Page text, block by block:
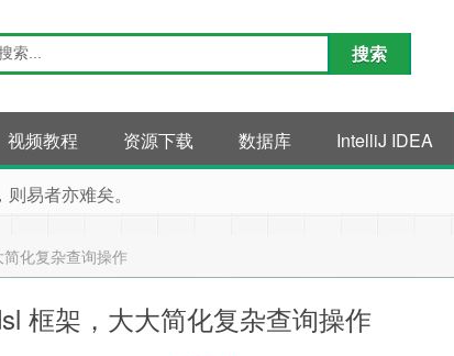
视频教程 资源下载 数据库 IntelliJ IDEA
易者亦难矣。
化复杂查询操作
框架，大大简化复杂查询操作